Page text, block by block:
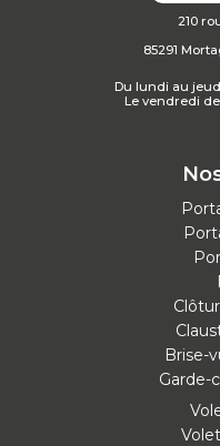
210
85291
Du lundi au
Le vendredi de
Brise-
Garde-